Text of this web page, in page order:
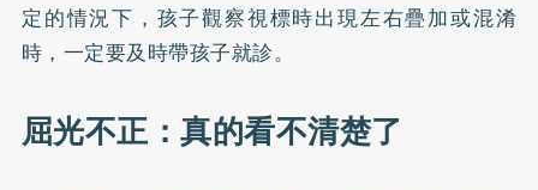
定的情況下，孩子觀察視標時出現左右疊加或混淆
時，一定要及時帶孩子就診。
屈光不正：真的看不清楚了